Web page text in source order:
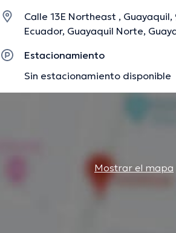
publicado diversas ediciones.
La descripción fue editada por el equipo de
información verificada.
Calle 13E Northeast , Guayaquil,
Ecuador, Guayaquil Norte,
Estacionamiento
Sin estacionamiento disponible
Mostrar el mapa